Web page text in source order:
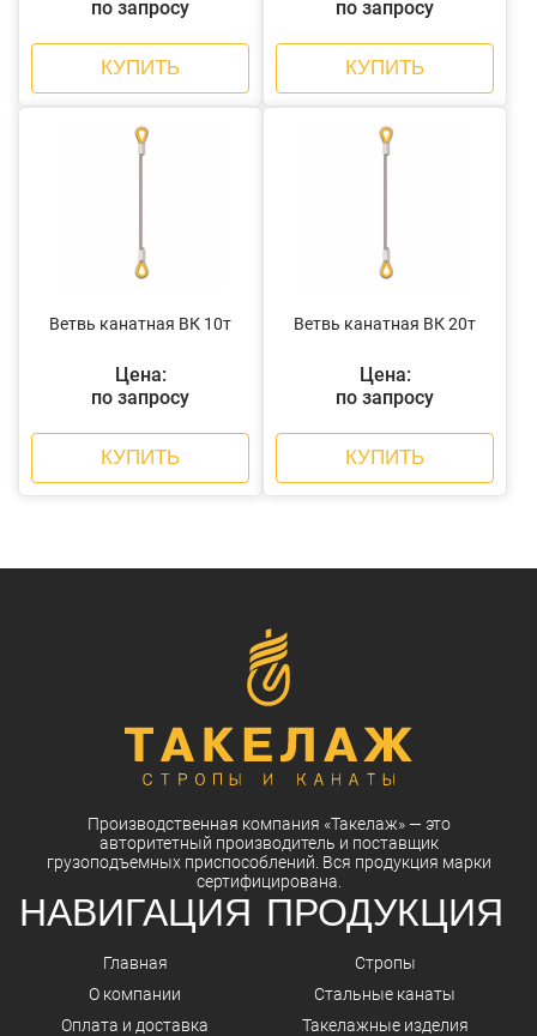
по запросу
КУПИТЬ
по запросу
КУПИТЬ
Ветвь канатная ВК 10т
Цена:
по запросу
КУПИТЬ
Ветвь канатная ВК 20т
Цена:
по запросу
КУПИТЬ
Производственная компания «Такелаж»— это
авторитетный производитель и поставщик
грузоподъемных приспособлений. Вся продукция марки
сертифицирована.
НАВИГАЦИЯ
Главная
О компании
Оплата и доставка
ПРОДУКЦИЯ
Стропы
Стальные канаты
Такелажные изделия